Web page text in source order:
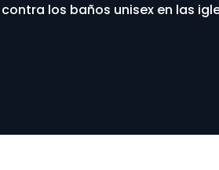
contra los baños unisex en las